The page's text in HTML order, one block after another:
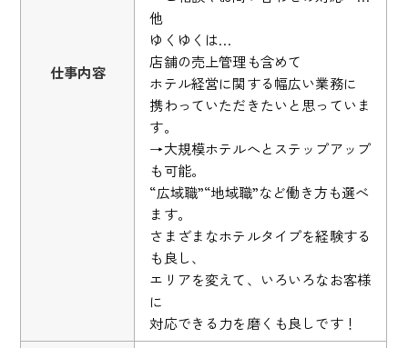
仕事内容
他
ゆくゆくは…
店舗の売上管理も含めて
ホテル経営に関する幅広い業務に
携わっていただきたいと思っていま
す。
→大規模ホテルへとステップアップ
も可能。
“広域職”“地域職”など働き方も選べ
ます。
さまざまなホテルタイプを経験する
も良し、
エリアを変えて、いろいろなお客様
に
対応できる力を磨くも良しです！